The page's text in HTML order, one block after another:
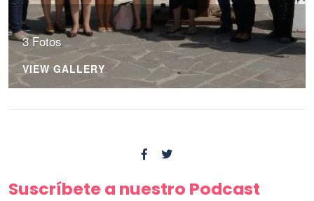
3 Fotos
VIEW GALLERY
Suscríbete a nuestro Podcast